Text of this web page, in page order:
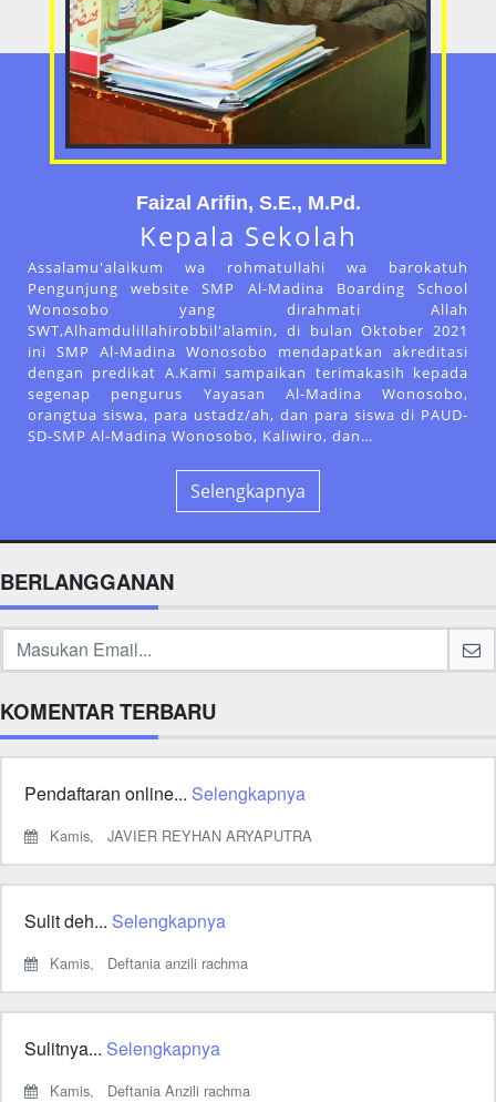
Faizal Arifin, S.E., M.Pd.
Kepala Sekolah
Assalamu'alaikum wa rohmatullahi wa barokatuh
Pengunjung website SMP Al-Madina Boarding School
Wonosobo yang dirahmati Allah
SWT,Alhamdulillahirobbil'alamin, di bulan Oktober 2021
ini SMP Al-Madina Wonosobo mendapatkan akreditasi
dengan predikat A.Kami sampaikan terimakasih kepada
segenap pengurus Yayasan Al-Madina Wonosobo,
orangtua siswa, para ustadz/ah, dan para siswa di PAUD-
SD-SMP Al-Madina Wonosobo, Kaliwiro, dan…
Selengkapnya
BERLANGGANAN
KOMENTAR TERBARU
Pendaftaran online... Selengkapnya
Kamis, JAVIER REYHAN ARYAPUTRA
Sulit deh... Selengkapnya
Kamis, Deftania anzili rachma
Sulitnya... Selengkapnya
Kamis, Deftania Anzili rachma